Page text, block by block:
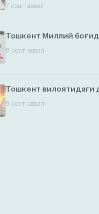
7 соат аввал
Тошкент Миллий
8 соат аввал
Тошкент вилоятидаги
9 соат аввал